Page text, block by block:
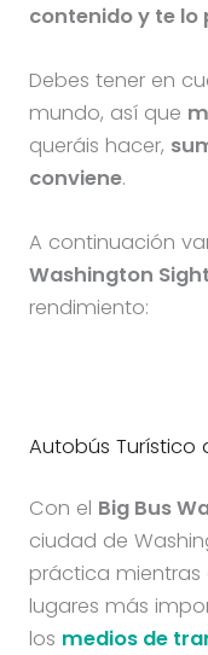
contenido y te lo
Debes tener en
mundo, así que
queráis hacer,
conviene.
A continuación
Washington
rendimiento:
Autobús Turístico
Con el Big Bus
ciudad de
práctica mientras
lugares más
los medios de